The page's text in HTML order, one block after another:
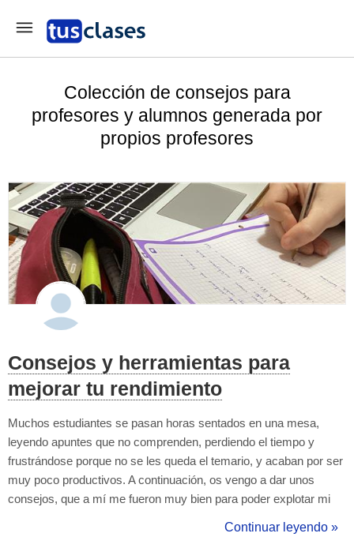
Colección de consejos para
profesores y alumnos generada por
propios profesores
Consejos y herramientas para
mejorar tu rendimiento
Muchos estudiantes se pasan horas sentados en una mesa,
leyendo apuntes que no comprenden, perdiendo el tiempo y
frustrándose porque no se les queda el temario, y acaban por ser
muy poco productivos. A continuación, os vengo a dar unos
consejos, que a mí me fueron muy bien para poder explotar mi
Algo que quiero decir antes de empezar, es que a veces no se
Continuar leyendo »